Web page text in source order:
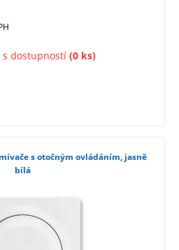
s dostupností (0 ks)
bílá